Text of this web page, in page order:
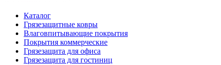
Каталог
Грязезащитные ковры
Влаговпитывающие покрытия
Покрытия коммерческие
Грязезащита для офиса
Грязезащита для гостиниц